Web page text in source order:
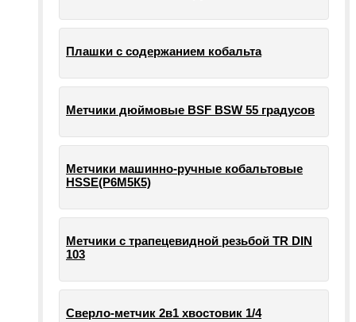
Плашки с содержанием кобальта
Метчики дюймовые BSF BSW 55 градусов
Метчики машинно-ручные кобальтовые
HSSE(Р6М5К5)
Метчики с трапецевидной резьбой TR DIN
103
Сверло-метчик 2в1 хвостовик 1/4